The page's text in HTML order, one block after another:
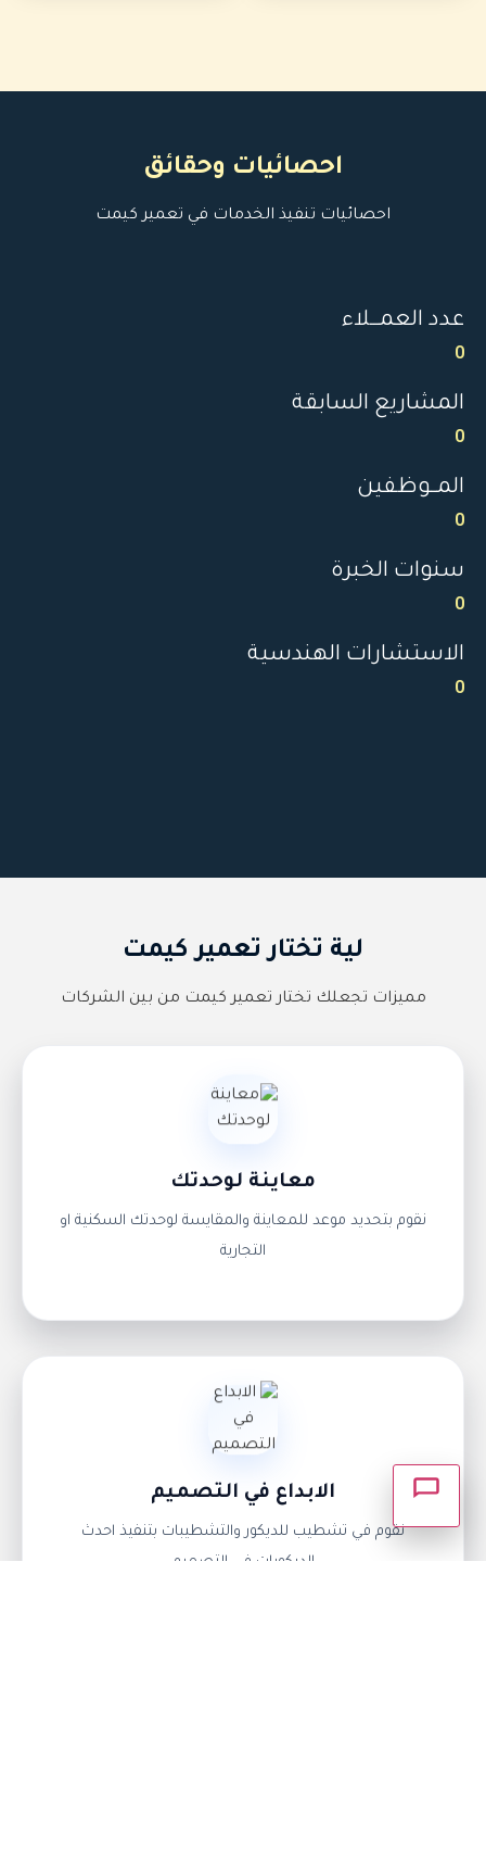
احصائيات وحقائق
احصائيات تنفيذ الخدمات في تعمير كيمت
عدد العمـــلاء
0
المشاريع السابقة
0
المــوظفين
0
سنوات الخبرة
0
الاستشارات الهندسية
0
لية تختار تعمير كيمت
مميزات تجعلك تختار تعمير كيمت من بين الشركات
معاينة لوحدتك
نقوم بتحديد موعد للمعاينة والمقايسة لوحدتك السكنية او
التجارية
الابداع في التصميم
نقوم في تشطيب للديكور والتشطيبات بتنفيذ احدث
الديكورات في التصميم
طلب استشارة
انتظر وسوف يتم الرد عليك.